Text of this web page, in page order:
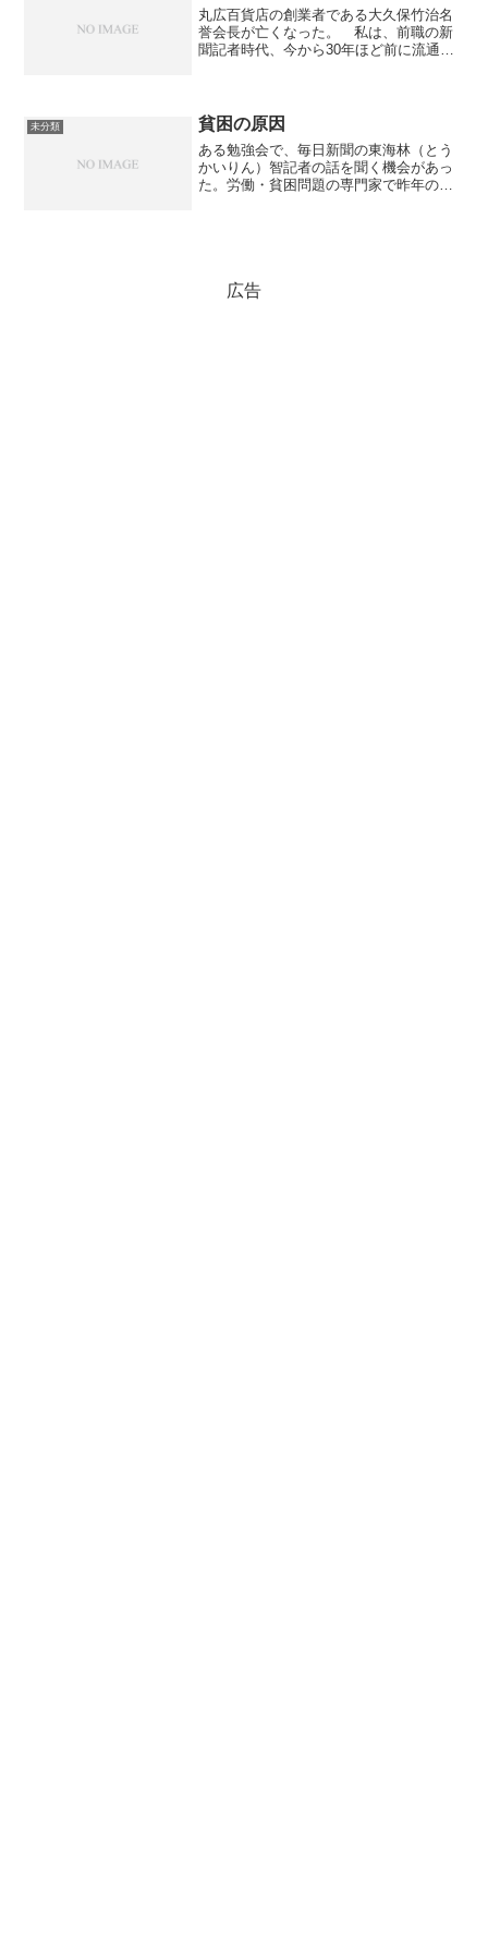
丸広百貨店の創業者である大久保竹治名
誉会長が亡くなった。 私は、前職の新
聞記者時代、今から30年ほど前に流通を
言われ、地方百貨店の雄...
未分類 貧困の原因
ある勉強会で、毎日新聞の東海林（とう
かいりん）智記者の話を聞く機会があっ
た。労働・貧困問題の専門家で昨年の年
広告